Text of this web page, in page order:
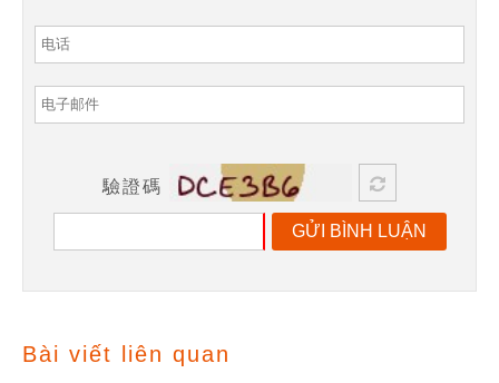
驗證碼
GỬI BÌNH LUẬN
Bài viết liên quan